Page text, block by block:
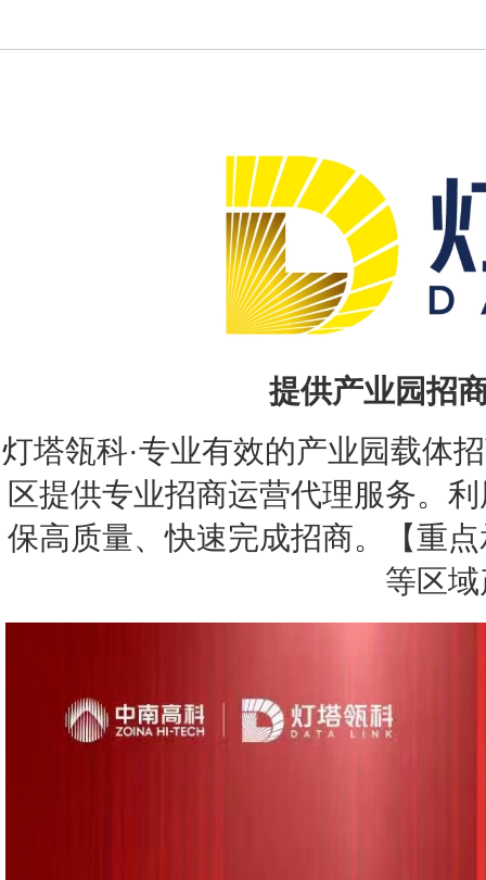
提供产业园招
灯塔瓴科·专业有效的产业园载体
区提供专业招商运营代理服务。
保高质量、快速完成招商。【重
等区